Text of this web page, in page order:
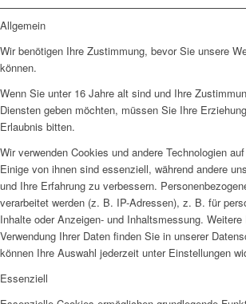
Allgemein
Wir benötigen Ihre Zustimmung, bevor Sie unsere
können.
Wenn Sie unter 16 Jahre alt sind und Ihre
Diensten geben möchten, müssen Sie Ihre
Erlaubnis bitten.
Wir verwenden Cookies und andere Technologien
Einige von ihnen sind essenziell, während andere
und Ihre Erfahrung zu verbessern.
verarbeitet werden (z. B. IP-Adressen), z. B. für
Inhalte oder Anzeigen- und Inhaltsmessung.
Verwendung Ihrer Daten finden Sie in unserer
können Ihre Auswahl jederzeit unter Einstellungen
Essenziell